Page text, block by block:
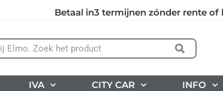
Betaal in3 termijnen zónder rente of
IVA CITY CAR INFO